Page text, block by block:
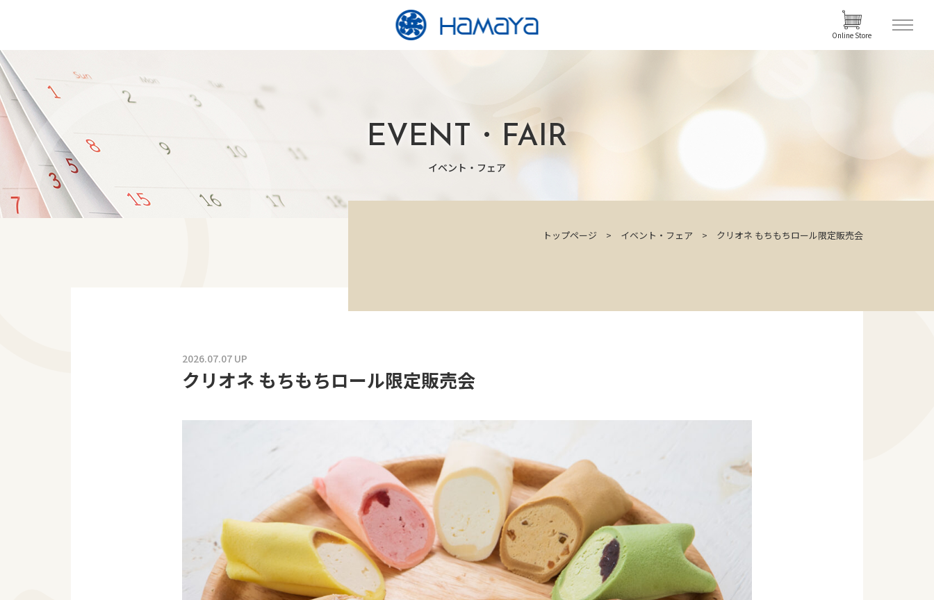
Online Store
EVENT・FAIR
イベント・フェア
トップページ イベント・フェア クリオネ もちもちロール限定販売会
2026.07.07 UP
クリオネ もちもちロール限定販売会